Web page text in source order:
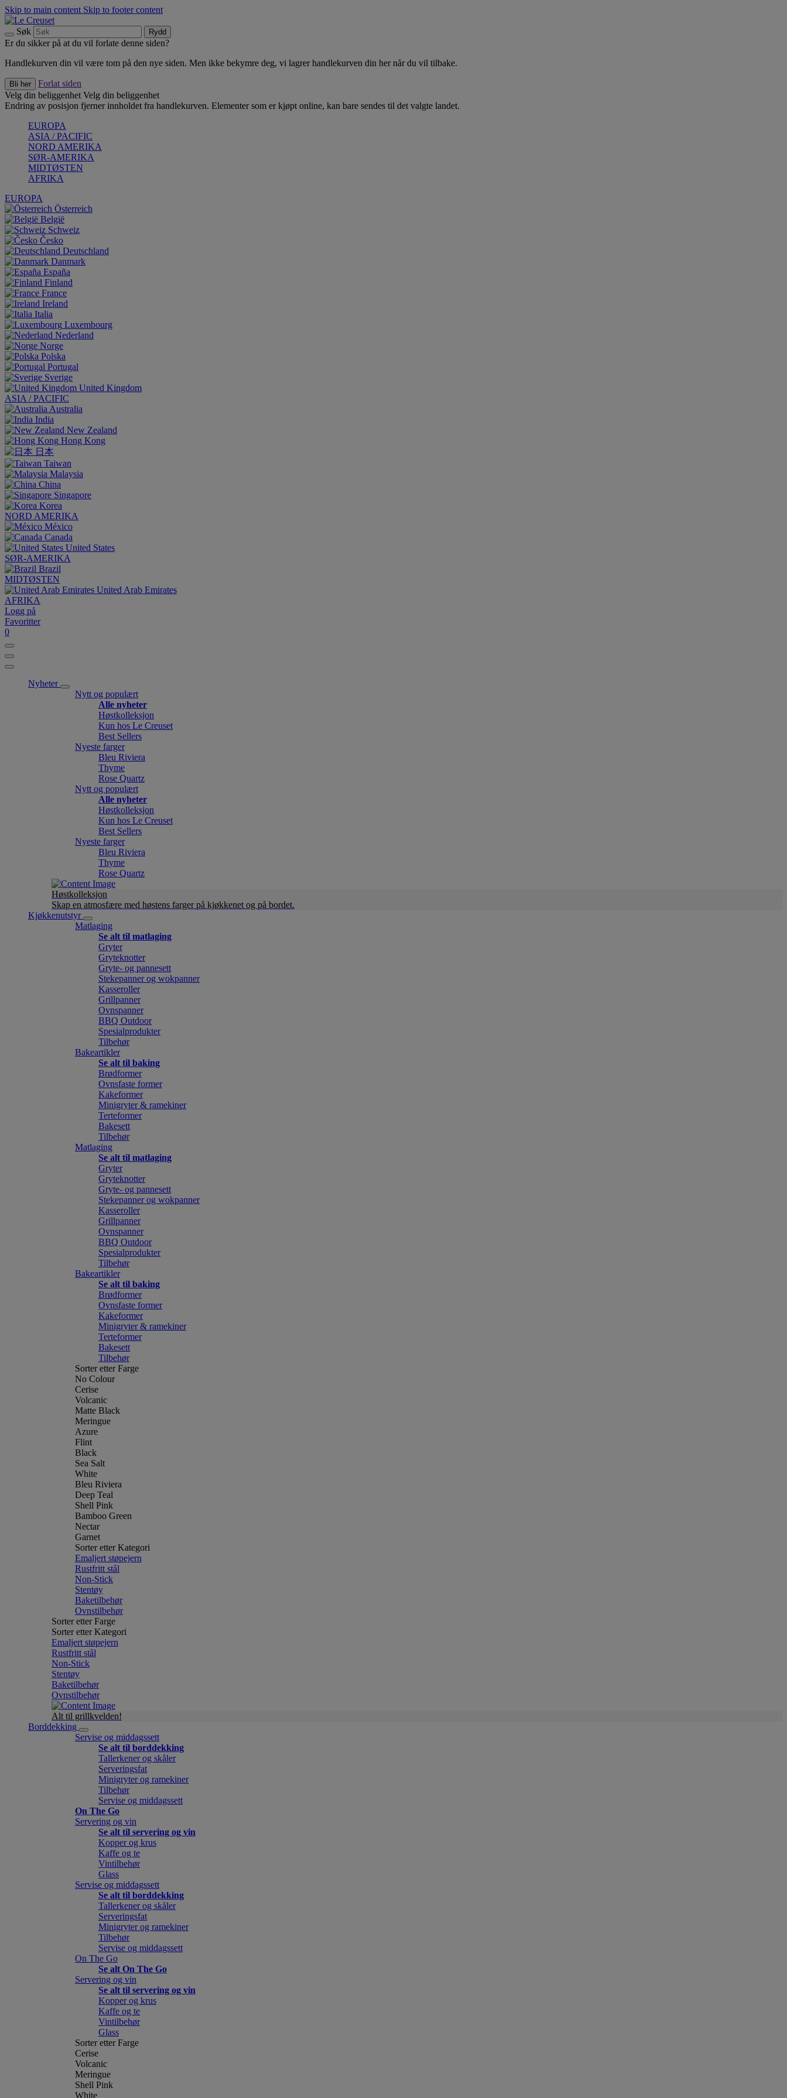
Skip to main content Skip to footer content
Søk Rydd
Er du sikker på at du vil forlate denne siden?
Handlekurven din vil være tom på den nye siden. Men ikke bekymre deg, vi lagrer handlekurven din her når du vil tilbake.
Bli her
Forlat siden
Velg din beliggenhet Velg din beliggenhet
Endring av posisjon fjerner innholdet fra handlekurven. Elementer som er kjøpt online, kan bare sendes til det valgte landet.
EUROPA
ASIA / PACIFIC
NORD AMERIKA
SØR-AMERIKA
MIDTØSTEN
AFRIKA
EUROPA
Österreich
België
Schweiz
Česko
Deutschland
Danmark
España
Finland
France
Ireland
Italia
Luxembourg
Nederland
Norge
Polska
Portugal
Sverige
United Kingdom
ASIA / PACIFIC
Australia
India
New Zealand
Hong Kong
日本
Taiwan
Malaysia
China
Singapore
Korea
NORD AMERIKA
México
Canada
United States
SØR-AMERIKA
Brazil
MIDTØSTEN
United Arab Emirates
AFRIKA
Logg på
Favoritter
0
Nyheter
Nytt og populært
Alle nyheter
Høstkolleksjon
Kun hos Le Creuset
Best Sellers
Nyeste farger
Bleu Riviera
Thyme
Rose Quartz
Nytt og populært
Alle nyheter
Høstkolleksjon
Kun hos Le Creuset
Best Sellers
Nyeste farger
Bleu Riviera
Thyme
Rose Quartz
Høstkolleksjon
Skap en atmosfære med høstens farger på kjøkkenet og på bordet.
Kjøkkenutstyr
Matlaging
Se alt til matlaging
Gryter
Gryteknotter
Gryte- og pannesett
Stekepanner og wokpanner
Kasseroller
Grillpanner
Ovnspanner
BBQ Outdoor
Spesialprodukter
Tilbehør
Bakeartikler
Se alt til baking
Brødformer
Ovnsfaste former
Kakeformer
Minigryter & ramekiner
Terteformer
Bakesett
Tilbehør
Matlaging
Se alt til matlaging
Gryter
Gryteknotter
Gryte- og pannesett
Stekepanner og wokpanner
Kasseroller
Grillpanner
Ovnspanner
BBQ Outdoor
Spesialprodukter
Tilbehør
Bakeartikler
Se alt til baking
Brødformer
Ovnsfaste former
Kakeformer
Minigryter & ramekiner
Terteformer
Bakesett
Tilbehør
Sorter etter Farge
No Colour
Cerise
Volcanic
Matte Black
Meringue
Azure
Flint
Black
Sea Salt
White
Bleu Riviera
Deep Teal
Shell Pink
Bamboo Green
Nectar
Garnet
Sorter etter Kategori
Emaljert støpejern
Rustfritt stål
Non-Stick
Stentøy
Baketilbehør
Ovnstilbehør
Sorter etter Farge
Sorter etter Kategori
Emaljert støpejern
Rustfritt stål
Non-Stick
Stentøy
Baketilbehør
Ovnstilbehør
Alt til grillkvelden!
Borddekking
Servise og middagssett
Se alt til borddekking
Tallerkener og skåler
Serveringsfat
Minigryter og ramekiner
Tilbehør
Servise og middagssett
On The Go
Servering og vin
Se alt til servering og vin
Kopper og krus
Kaffe og te
Vintilbehør
Glass
Servise og middagssett
Se alt til borddekking
Tallerkener og skåler
Serveringsfat
Minigryter og ramekiner
Tilbehør
Servise og middagssett
On The Go
Se alt On The Go
Servering og vin
Se alt til servering og vin
Kopper og krus
Kaffe og te
Vintilbehør
Glass
Sorter etter Farge
Cerise
Volcanic
Meringue
Shell Pink
White